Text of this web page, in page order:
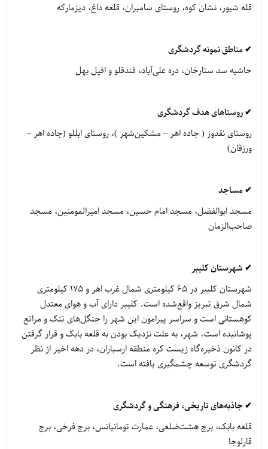
قله شیور، نشان کوه، روستای سامبران، قلعه داغ، دیزمارکه
✔ مناطق نمونه گردشگری
حاشیه سد ستارخان، دره علی‌آباد، فندقلو و افیل بهل
✔ روستاهای هدف گردشگری
روستای نقدوز ( جاده اهر – مشکین‌شهر )، روستای ابللو (جاده اهر –
ورزقان)
✔ مساجد
مسجد ابوالفضل، مسجد امام حسین، مسجد امیرالمومنین، مسجد
صاحب‌الزمان
✔ شهرستان کلیبر
شهرستان کلیبر در ۶۵ کیلومتری شمال غرب اهر و ۱۷۵ کیلومتری
شمال شرق تبریز واقع‌شده است. کلیبر دارای آب و هوای معتدل
کوهستانی است و سراسر پیرامون این شهر را جنگل‌های تنک و مراتع
پوشانیده است. شهر، به علت نزدیک بودن به قلعه بابک و قرار گرفتن
در کانون ذخیره‌گاه زیست کره منطقه ارسباران، در دهه اخیر از نظر
گردشگری توسعه چشمگیری یافته است.
✔ جاذبه‌های تاریخی، فرهنگی و گردشگری
قلعه بابک، برج هشت‌ضلعی، عمارت تومانیانس، برج فرخی، برج
قارلوجا